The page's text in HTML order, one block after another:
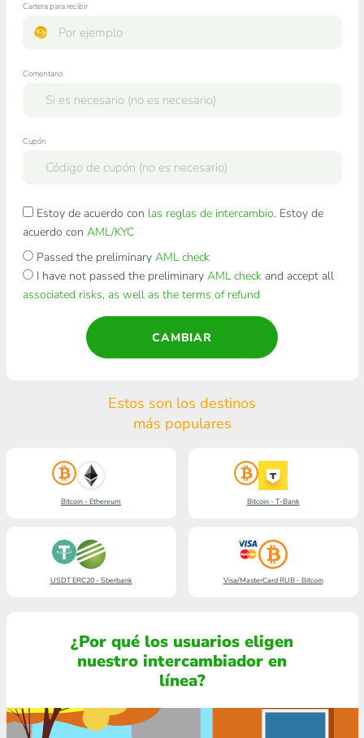
Cartera para recibir
Comentario
Cupón
Estoy de acuerdo con las reglas de intercambio. Estoy de
acuerdo con AML/KYC
Passed the preliminary AML check
I have not passed the preliminary AML checkand accept all
associated risks, as well as the terms of refund
CAMBIAR
Estos son los destinos
más populares
Bitcoin - Ethereum Bitcoin - T-Bank
USDT ERC20 - Sberbank Visa/MasterCard RUB - Bitcoin
¿Por qué los usuarios eligen
nuestro intercambiador en
línea?